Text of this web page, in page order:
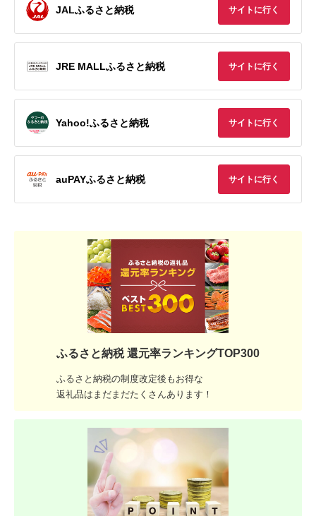
JALふるさと納税 サイトに行く
JRE MALLふるさと納税 サイトに行く
Yahoo!ふるさと納税 サイトに行く
auPAYふるさと納税 サイトに行く
ふるさと納税 還元率ランキングTOP300
ふるさと納税の制度改定後もお得な
返礼品はまだまだたくさんあります！